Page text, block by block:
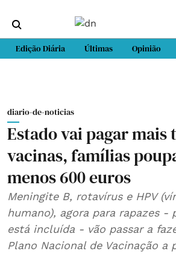
Edição Diária Últimas Opinião
diario-de-noticias
Estado vai pagar mais
vacinas, famílias
menos 600 euros
Meningite B, rotavírus e HPV
humano), agora para rapazes -
está incluída - vão passar a
Plano Nacional de Vacinação a